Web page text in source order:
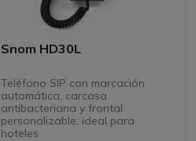
Snom HD30L
Teléfono SIP con marcación
automática, carcasa
antibacteriana y frontal
personalizable: ideal para
hoteles